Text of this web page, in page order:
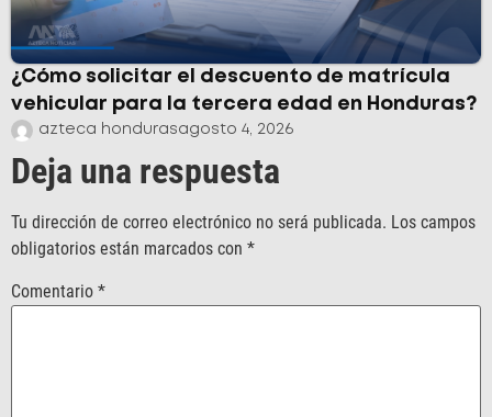
¿Cómo solicitar el descuento de matrícula
vehicular para la tercera edad en Honduras?
azteca hondurasagosto 4, 2026
Deja una respuesta
Tu dirección de correo electrónico no será publicada. Los campos
obligatorios están marcados con *
Comentario *